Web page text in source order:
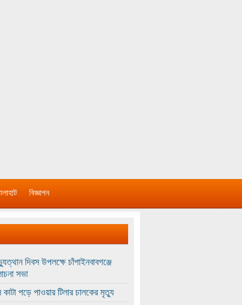
বিজ্ঞাপন
দিবস উপলক্ষে চাঁপাইনবাবগঞ্জে
সভা
কাটা পড়ে পাওয়ার টিলার চালকের মৃত্যু